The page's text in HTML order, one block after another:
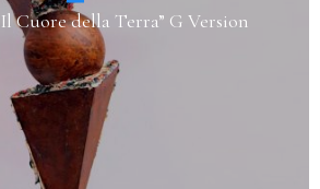
Cuore della Terra” G Version